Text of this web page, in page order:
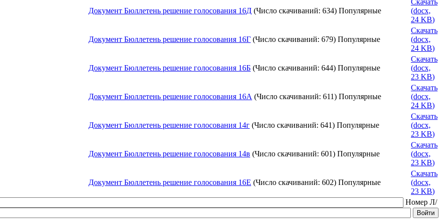
Документ Бюллетень решение голосования 16Д (Число скачиваний: 634) Популярные
(docx,
24 KB)
Документ Бюллетень решение голосования 16Г (Число скачиваний: 679) Популярные
Скачать
(docx,
24 KB)
Документ Бюллетень решение голосования 16Б (Число скачиваний: 644) Популярные
Скачать
(docx,
23 KB)
Документ Бюллетень решение голосования 16А (Число скачиваний: 611) Популярные
Скачать
(docx,
24 KB)
Документ Бюллетень решение голосования 14г (Число скачиваний: 641) Популярные
Скачать
(docx,
23 KB)
Документ Бюллетень решение голосования 14в (Число скачиваний: 601) Популярные
Скачать
(docx,
23 KB)
Документ Бюллетень решение голосования 16Е (Число скачиваний: 602) Популярные
Скачать
(docx,
23 KB)
Номер Л/